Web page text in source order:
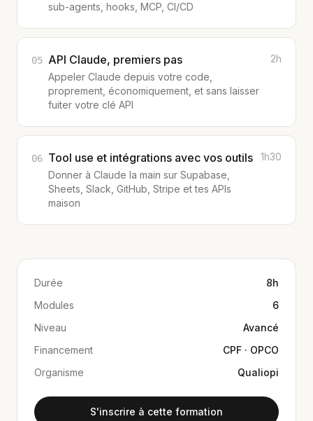
sub-agents, hooks, MCP, CI/CD
05 API Claude, premiers pas
Appeler Claude depuis votre code,
proprement, économiquement, et sans laisser
fuiter votre clé API
2h
06 Tool use et intégrations avec vos outils
Donner à Claude la main sur Supabase,
Sheets, Slack, GitHub, Stripe et tes APIs
maison
1h30
Durée
8h
Modules
6
Niveau
Avancé
Financement
CPF · OPCO
Organisme
Qualiopi
S'inscrire à cette formation